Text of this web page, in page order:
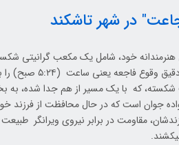
در شهر تاشکند
هنرمندانه خود، شامل یک مکعب گرانیتی
(۲۶ آوریل ۱۹۶۶) و
که با یک مسیر از هم جدا شده، به
جوان است که در حال محافظت از فرزند
مقاومت در برابر نیروی ویرانگر